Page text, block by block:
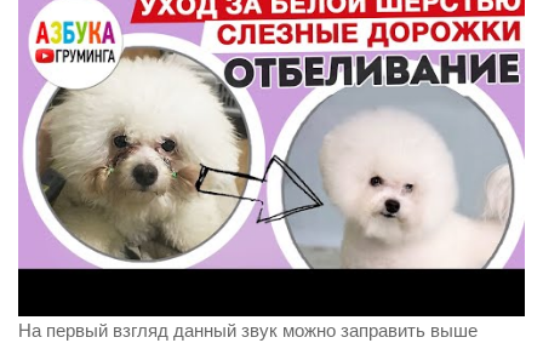
На первый взгляд данный звук можно заправить выше